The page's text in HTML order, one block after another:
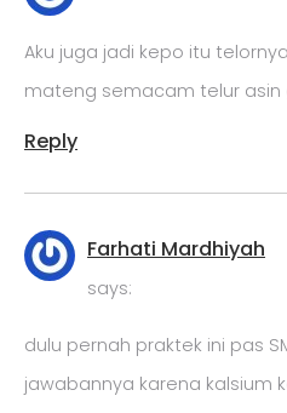
Aku juga jadi kepo itu
mateng semacam telur asin
Reply
Farhati Mardhiyah
says:
dulu pernah praktek ini pas
jawabannya karena kalsium